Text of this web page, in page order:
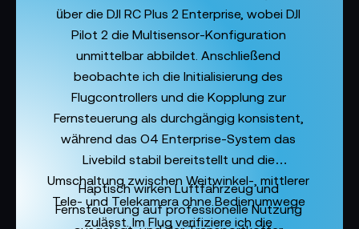
über die DJI RC Plus 2 Enterprise, wobei DJI
Pilot 2 die Multisensor-Konfiguration
unmittelbar abbildet. Anschließend
beobachte ich die Initialisierung des
Flugcontrollers und die Kopplung zur
Fernsteuerung als durchgängig konsistent,
während das O4 Enterprise-System das
Livebild stabil bereitstellt und die
Umschaltung zwischen Weitwinkel-, mittlerer
Tele- und Telekamera ohne Bedienumwege
zulässt. Im Flug verifiziere ich die
Haptisch wirken Luftfahrzeug und
Fernsteuerung auf professionelle Nutzung